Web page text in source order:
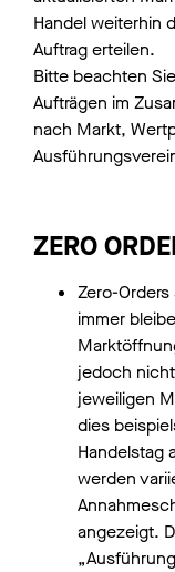
Handel weiterhin
Auftrag erteilen.
Bitte beachten
Aufträgen im
nach Markt,
ZERO
Zero-
immer
jedoch
jeweiligen
dies
Handelstag
werden
angezeigt.